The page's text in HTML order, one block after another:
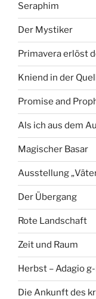
Seraphim
Der Mystiker
Primavera erlöst
Kniend in der
Promise and
Als ich aus dem
Magischer Basar
Ausstellung
Der Übergang
Rote Landschaft
Zeit und Raum
Herbst – Adagio
Die Ankunft des